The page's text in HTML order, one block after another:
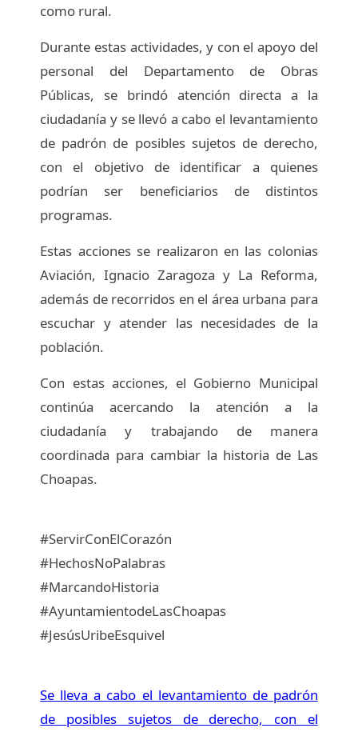
como rural.
Durante estas actividades, y con el apoyo del
personal del Departamento de Obras
Públicas, se brindó atención directa a la
ciudadanía y se llevó a cabo el levantamiento
de padrón de posibles sujetos de derecho,
con el objetivo de identificar a quienes
podrían ser beneficiarios de distintos
programas.
Estas acciones se realizaron en las colonias
Aviación, Ignacio Zaragoza y La Reforma,
además de recorridos en el área urbana para
escuchar y atender las necesidades de la
población.
Con estas acciones, el Gobierno Municipal
continúa acercando la atención a la
ciudadanía y trabajando de manera
coordinada para cambiar la historia de Las
Choapas.
#ServirConElCorazón
#HechosNoPalabras
#MarcandoHistoria
#AyuntamientodeLasChoapas
#JesúsUribeEsquivel
Se lleva a cabo el levantamiento de padrón
de posibles sujetos de derecho, con el